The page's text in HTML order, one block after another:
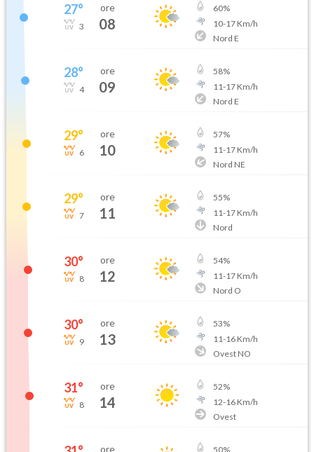
27°
3
ore
08
60%
10-17Km/h
Nord E
28°
4
ore
09
58%
11-17Km/h
Nord E
29°
6
ore
10
57%
11-17Km/h
Nord NE
29°
7
ore
11
55%
11-17Km/h
Nord
30°
8
ore
12
54%
11-17Km/h
Nord O
30°
9
ore
13
53%
11-16Km/h
Ovest NO
31°
8
ore
14
52%
12-16Km/h
Ovest
ore 50%